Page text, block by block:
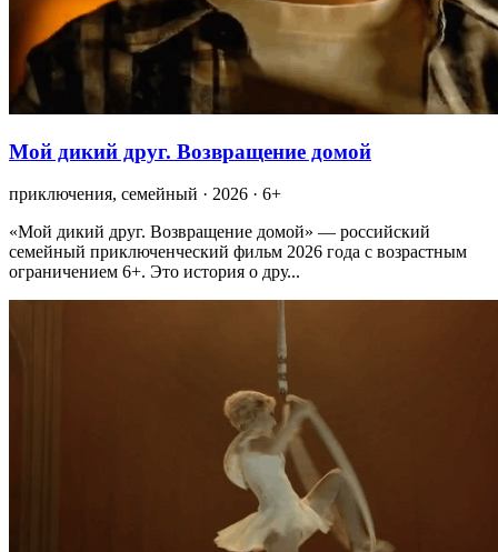
Мой дикий друг. Возвращение домой
приключения, семейный · 2026 · 6+
«Мой дикий друг. Возвращение домой» — российский
семейный приключенческий фильм 2026 года с возрастным
ограничением 6+. Это история о дру...